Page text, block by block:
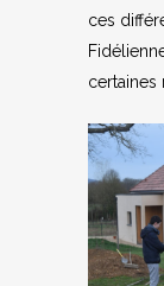
ces
certaines